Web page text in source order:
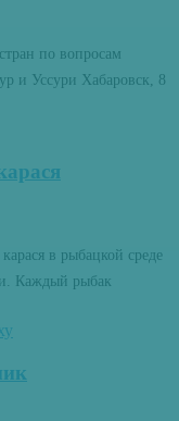
по вопросам
и Уссури Хабаровск, 8
в рыбацкой среде
Каждый рыбак